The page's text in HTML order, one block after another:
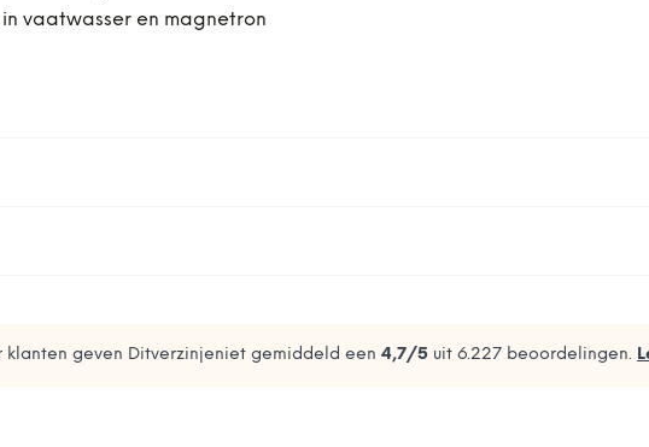
vaatwasser en magnetron
geven Ditverzinjeniet gemiddeld een 4,7/5 uit 6.227 beoordelingen.